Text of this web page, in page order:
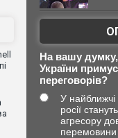
На вашу думку,
України
переговорів?
У найближчі
росії
агресору
перемовини